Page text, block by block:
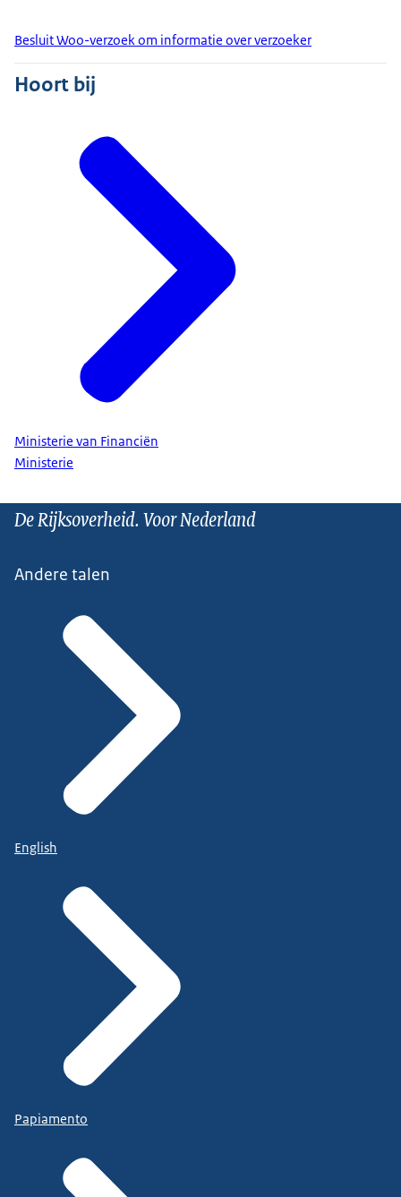
Besluit Woo-verzoek om informatie over verzoeker
Hoort bij
Ministerie van Financiën
Ministerie
De Rijksoverheid. Voor Nederland
Andere talen
English
Papiamento